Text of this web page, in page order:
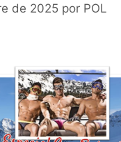
de 2025 por POL